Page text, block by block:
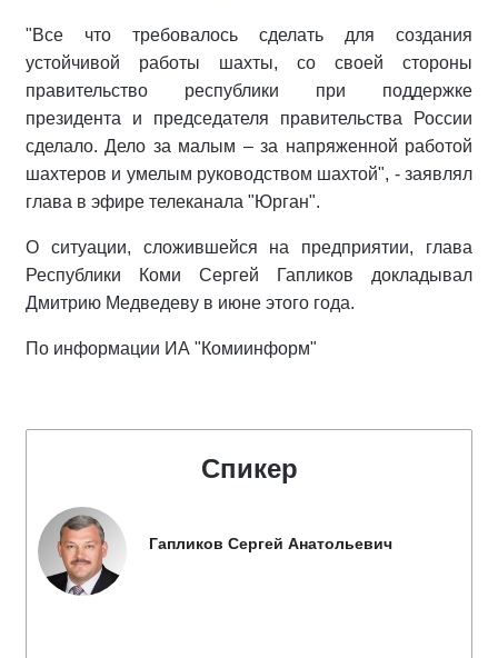
"Все что требовалось сделать для создания
устойчивой работы шахты, со своей стороны
правительство республики при поддержке
президента и председателя правительства России
сделало. Дело за малым – за напряженной работой
шахтеров и умелым руководством шахтой", - заявлял
глава в эфире телеканала "Юрган".
О ситуации, сложившейся на предприятии, глава
Республики Коми Сергей Гапликов докладывал
Дмитрию Медведеву в июне этого года.
По информации ИА "Комиинформ"
Спикер
Гапликов Сергей Анатольевич